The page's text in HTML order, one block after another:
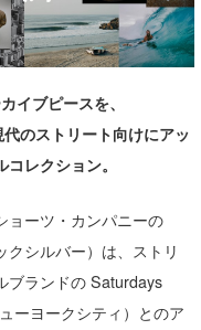
イブピースを、
のストリート向けにアッ
レクション。
ョーツ・カンパニーの
クシルバー）は、ストリ
ブランドの Saturdays
ーヨークシティ）とのア